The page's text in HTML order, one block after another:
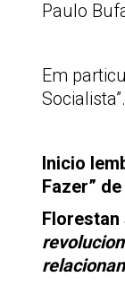
Paulo
Em
Socialista”.
Inicio
Fazer”
Florestan